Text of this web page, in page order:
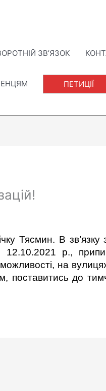
ЗВ’ЯЗОК
ПЕТИЦІЇ
Тясмин. В зв’язку
р.,
на
поставитись до